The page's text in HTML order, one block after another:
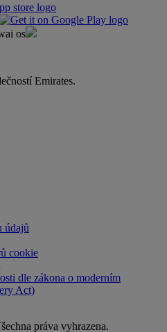
os
Emirates.
údajů
cookie
dle zákona o moderním
Act)
práva vyhrazena.